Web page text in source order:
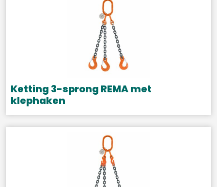
Ketting 3-sprong REMA met
klephaken
Dit
product